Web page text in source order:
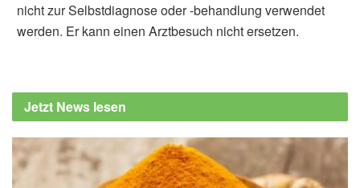
Tommy Terrooatea, Takashi Kanaya, et al.:
Food antigens suppress small intestinal
(veröffentlicht 18.09.2024),
Frontiers in
Immunology
nicht zur Selbstdiagnose oder -behandlung verwendet
werden. Er kann einen Arztbesuch nicht ersetzen.
Jetzt News lesen